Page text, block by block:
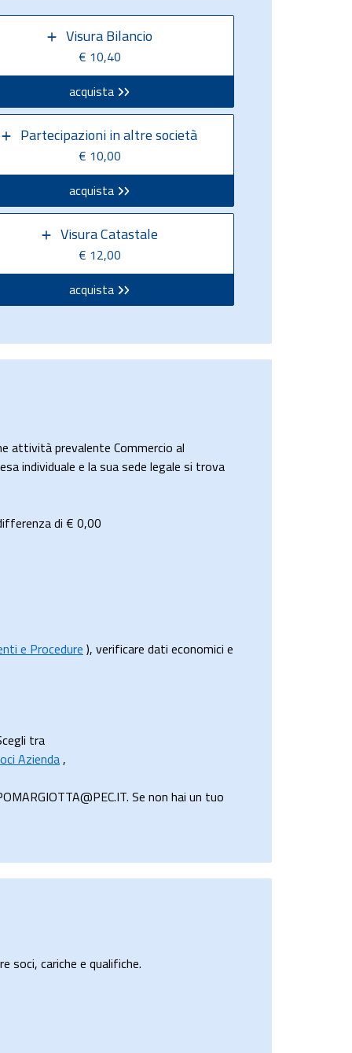
Visura Bilancio
€ 10,40
acquista
Partecipazioni in altre società
€ 10,00
acquista
Visura Catastale
€ 12,00
acquista
attività prevalente Commercio al
individuale e la sua sede legale si trova
di € 0,00
e Procedure ), verificare dati economici e
tra
Azienda,
Se non hai un tuo
soci, cariche e qualifiche.